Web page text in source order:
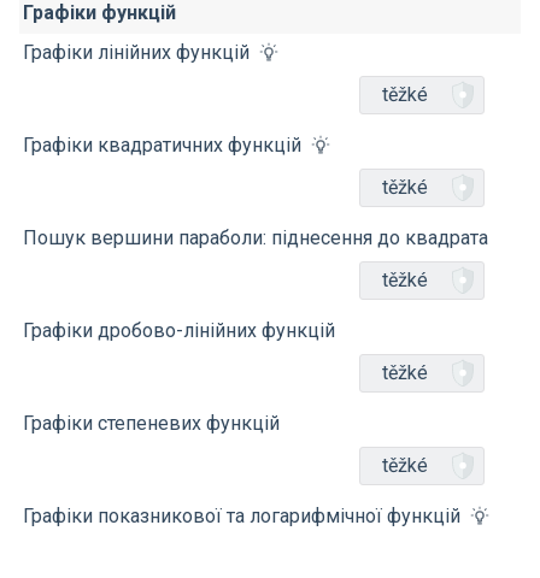
Графіки функцій
Графіки лінійних функцій
těžké
Графіки квадратичних функцій
těžké
Пошук вершини параболи: піднесення до квадрата
těžké
Графіки дробово-лінійних функцій
těžké
Графіки степеневих функцій
těžké
Графіки показникової та логарифмічної функцій